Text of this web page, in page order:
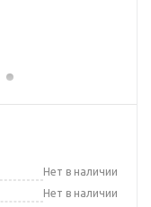
Нет в наличии
Нет в наличии